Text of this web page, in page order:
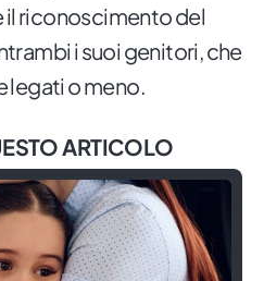
riconoscimento del
i suoi genitori, che
legati o meno.
ARTICOLO